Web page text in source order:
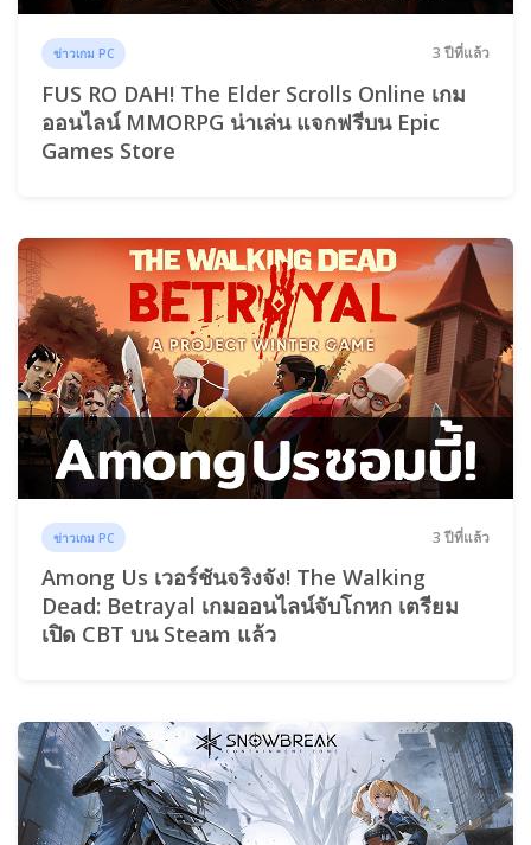
ข่าวเกม PC 3 ปีที่แล้ว
FUS RO DAH! The Elder Scrolls Online เกม
ออนไลน์ MMORPG น่าเล่น แจกฟรีบน Epic
Games Store
ข่าวเกม PC 3 ปีที่แล้ว
Among Us เวอร์ชันจริงจัง! The Walking
Dead: Betrayal เกมออนไลน์จับโกหก เตรียม
เปิด CBT บน Steam แล้ว